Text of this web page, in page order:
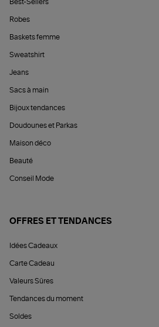
Best-Sellers
Robes
Baskets femme
Sweatshirt
Jeans
Sacs à main
Bijoux tendances
Doudounes et Parkas
Maison déco
Beauté
Conseil Mode
OFFRES ET TENDANCES
Idées Cadeaux
Carte Cadeau
Valeurs Sûres
Tendances du moment
Soldes